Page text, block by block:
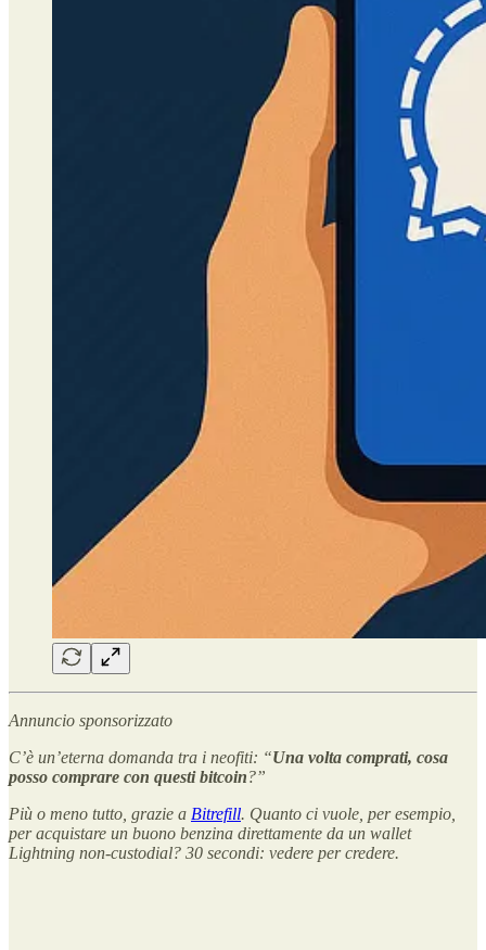
Annuncio sponsorizzato
C’è un’eterna domanda tra i neofiti: “Una volta comprati, cosa
posso comprare con questi bitcoin?”
Più o meno tutto, grazie a Bitrefill. Quanto ci vuole, per esempio,
per acquistare un buono benzina direttamente da un wallet
Lightning non-custodial? 30 secondi: vedere per credere.